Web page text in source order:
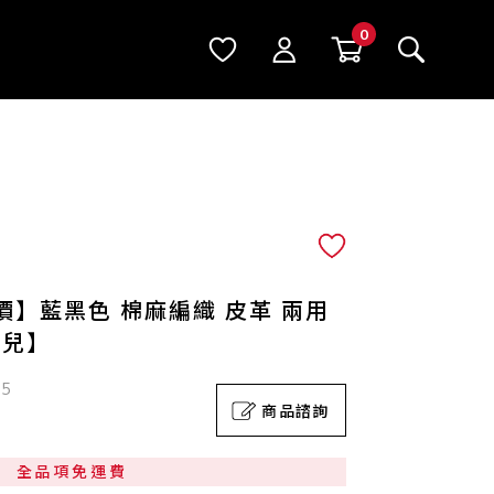
】藍黑色 棉麻編織 皮革 兩用
】
商品諮詢
全品項免運費